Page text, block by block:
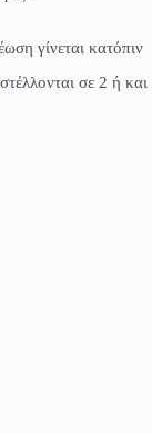
γίνεται κατόπιν
σε 2 ή και